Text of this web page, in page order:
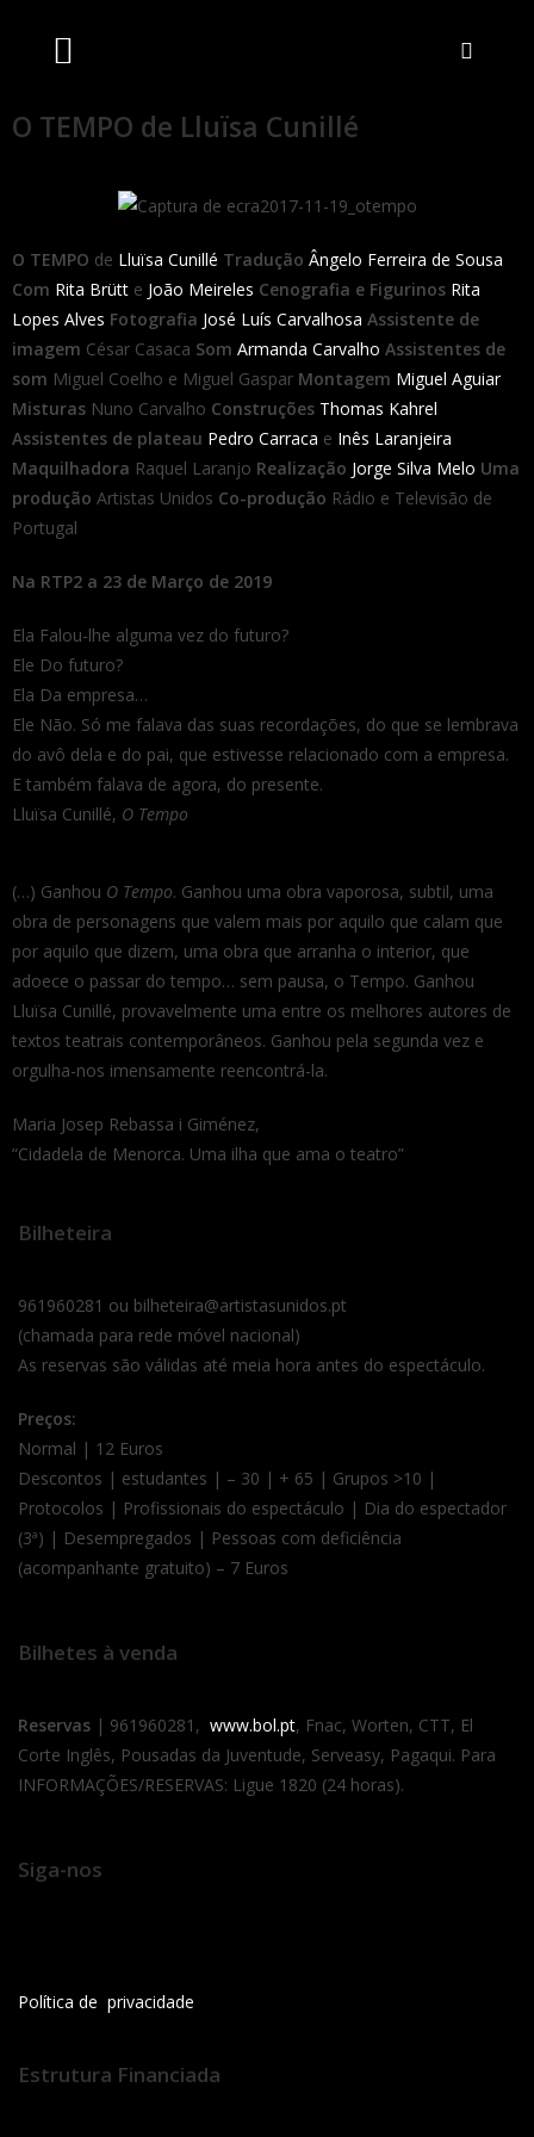
O TEMPO de Lluïsa Cunillé
O TEMPO de Lluïsa Cunillé Tradução Ângelo Ferreira de Sousa
Com Rita Brütt e João Meireles Cenografia e Figurinos Rita
Lopes Alves Fotografia José Luís Carvalhosa Assistente de
imagem César Casaca Som Armanda Carvalho Assistentes de
som Miguel Coelho e Miguel Gaspar Montagem Miguel Aguiar
Misturas Nuno Carvalho Construções Thomas Kahrel
Assistentes de plateau Pedro Carraca e Inês Laranjeira
Maquilhadora Raquel Laranjo Realização Jorge Silva Melo Uma
produção Artistas Unidos Co-produção Rádio e Televisão de
Portugal
Na RTP2 a 23 de Março de 2019
Ela Falou-lhe alguma vez do futuro?
Ele Do futuro?
Ela Da empresa…
Ele Não. Só me falava das suas recordações, do que se lembrava
do avô dela e do pai, que estivesse relacionado com a empresa.
E também falava de agora, do presente.
Lluïsa Cunillé, O Tempo
(…) Ganhou O Tempo. Ganhou uma obra vaporosa, subtil, uma
obra de personagens que valem mais por aquilo que calam que
por aquilo que dizem, uma obra que arranha o interior, que
adoece o passar do tempo… sem pausa, o Tempo. Ganhou
Lluïsa Cunillé, provavelmente uma entre os melhores autores de
textos teatrais contemporâneos. Ganhou pela segunda vez e
orgulha-nos imensamente reencontrá-la.
Maria Josep Rebassa i Giménez,
“Cidadela de Menorca. Uma ilha que ama o teatro”
Bilheteira
961960281 ou bilheteira@artistasunidos.pt
(chamada para rede móvel nacional)
As reservas são válidas até meia hora antes do espectáculo.
Preços:
Normal | 12 Euros
Descontos | estudantes | – 30 | + 65 | Grupos >10 |
Protocolos | Profissionais do espectáculo | Dia do espectador
(3ª) | Desempregados | Pessoas com deficiência
(acompanhante gratuito) – 7 Euros
Bilhetes à venda
Reservas | 961960281, www.bol.pt, Fnac, Worten, CTT, El
Corte Inglês, Pousadas da Juventude, Serveasy, Pagaqui. Para
INFORMAÇÕES/RESERVAS: Ligue 1820 (24 horas).
Siga-nos
Política de privacidade
Estrutura Financiada